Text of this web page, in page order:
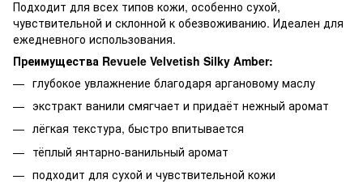
Подходит для всех типов кожи, особенно сухой,
чувствительной и склонной к обезвоживанию. Идеален для
ежедневного использования.
Преимущества Revuele Velvetish Silky Amber:
глубокое увлажнение благодаря аргановому маслу
экстракт ванили смягчает и придаёт нежный аромат
лёгкая текстура, быстро впитывается
тёплый янтарно-ванильный аромат
подходит для сухой и чувствительной кожи